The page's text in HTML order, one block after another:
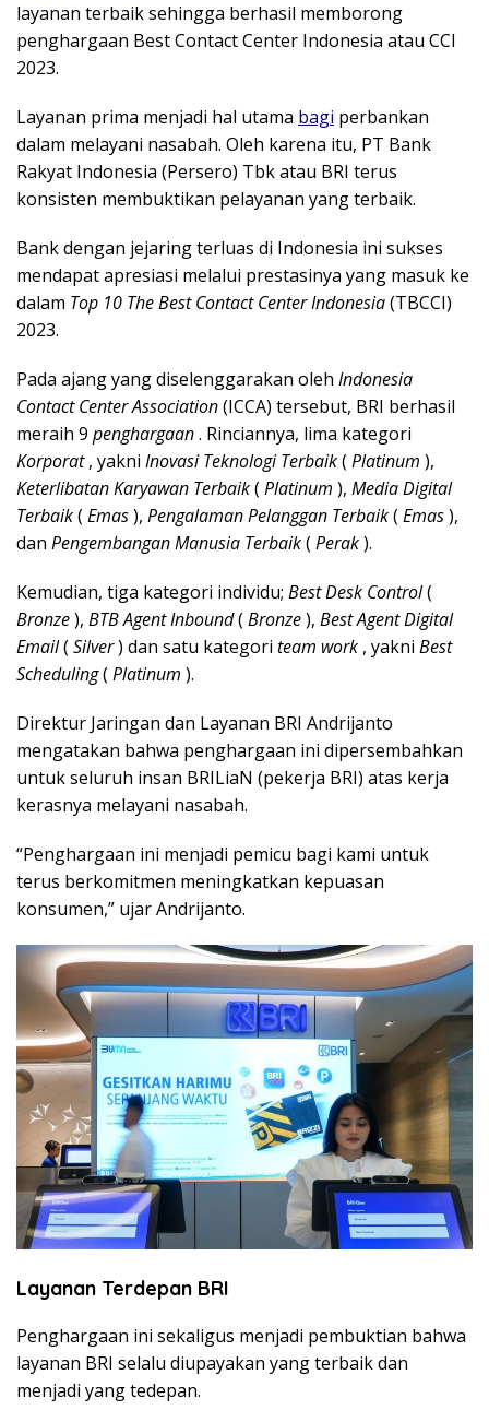
layanan terbaik sehingga berhasil memborong
penghargaan Best Contact Center Indonesia atau CCI
2023.
Layanan prima menjadi hal utama bagi perbankan
dalam melayani nasabah. Oleh karena itu, PT Bank
Rakyat Indonesia (Persero) Tbk atau BRI terus
konsisten membuktikan pelayanan yang terbaik.
Bank dengan jejaring terluas di Indonesia ini sukses
mendapat apresiasi melalui prestasinya yang masuk ke
dalam Top 10 The Best Contact Center Indonesia(TBCCI)
2023.
Pada ajang yang diselenggarakan oleh Indonesia
Contact Center Association(ICCA) tersebut, BRI berhasil
meraih 9 penghargaan. Rinciannya, lima kategori
Korporat, yakni Inovasi Teknologi Terbaik(Platinum ),
Keterlibatan Karyawan Terbaik(Platinum ), Media Digital
Terbaik(Emas), Pengalaman Pelanggan Terbaik(Emas),
dan Pengembangan Manusia Terbaik(Perak).
Kemudian, tiga kategori individu; Best Desk Control(
Bronze), BTB Agent Inbound(Bronze), Best Agent Digital
Email(Silver) dan satu kategori team work , yakni Best
Scheduling(Platinum ).
Direktur Jaringan dan Layanan BRI Andrijanto
mengatakan bahwa penghargaan ini dipersembahkan
untuk seluruh insan BRILiaN (pekerja BRI) atas kerja
kerasnya melayani nasabah.
“Penghargaan ini menjadi pemicu bagi kami untuk
terus berkomitmen meningkatkan kepuasan
konsumen,” ujar Andrijanto.
Layanan Terdepan BRI
Penghargaan ini sekaligus menjadi pembuktian bahwa
layanan BRI selalu diupayakan yang terbaik dan
menjadi yang tedepan.